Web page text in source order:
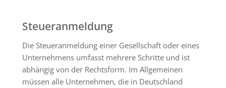
Steueranmeldung
Die Steueranmeldung einer Gesellschaft oder eines
Unternehmens umfasst mehrere Schritte und ist
abhängig von der Rechtsform. Im Allgemeinen
müssen alle Unternehmen, die in Deutschland